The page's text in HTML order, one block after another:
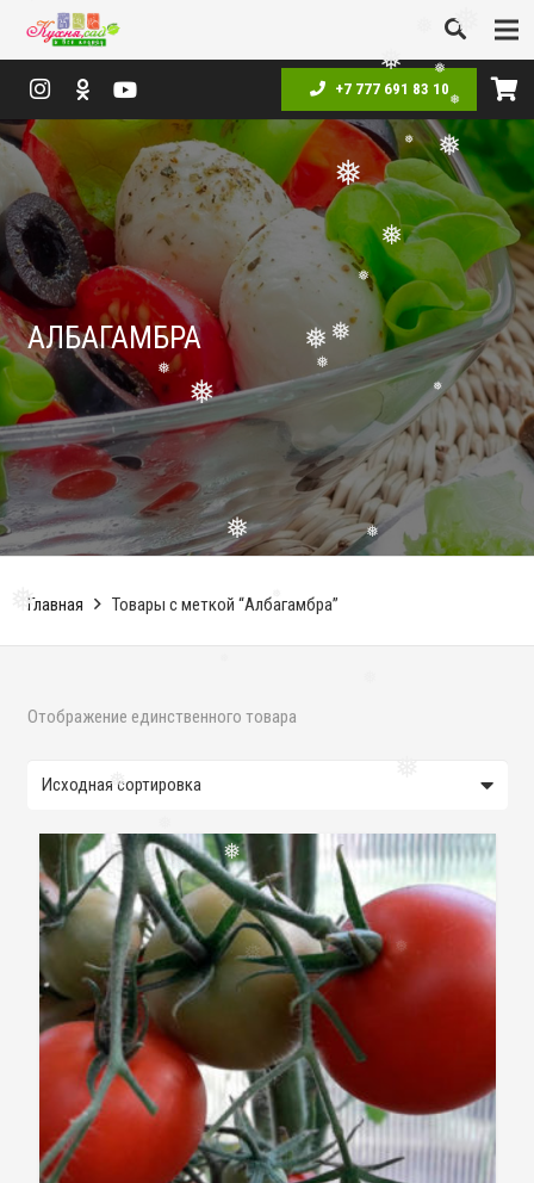
❅
❅
❅
❅
❅ ❅
❅
❅
❅
❅❅
❅
❅
❅
❅
❅
❅
+7 777 691 83 10
АЛБАГАМБРА
Главная Товары с меткой “Албагамбра”
Отображение единственного товара